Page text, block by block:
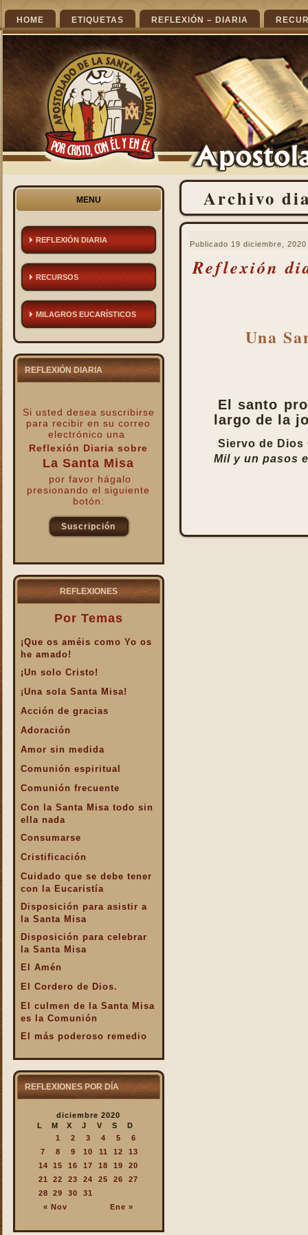
HOME ETIQUETAS REFLEXIÓN – DIARIA
MENU
REFLEXIÓN DIARIA
RECURSOS
MILAGROS EUCARÍSTICOS
REFLEXIÓN DIARIA
Si usted desea suscribirse
para recibiren su correo
electrónico una
Reflexión Diaria sobre
La Santa Misa
por favor hágalo
presionando el siguiente
botón:
Suscripción
REFLEXIONES
Por Temas
¡Que os améis como Yo os
he amado!
¡Un solo Cristo!
¡Una sola Santa Misa!
Acción de gracias
Adoración
Amor sin medida
Comunión espiritual
Comunión frecuente
Con la Santa Misa todo sin
ella nada
Consumarse
Cristificación
Cuidado que se debe tener
con la Eucaristía
Disposición para asistir a
la Santa Misa
Disposición para celebrar
la Santa Misa
El Amén
El Cordero de Dios.
El culmen de la Santa Misa
es la Comunión
El más poderoso remedio
El Pan de la Palabra y el
El Pan nuestro de cada día.
El valor infinto de la Santa
En la Santa Misa Dios nos
da todo
En la Santa Misa la Iglesia
se ofrece a sí misma
REFLEXIONES POR DÍA
diciembre 2020
L
M X J V S D
« Nov Ene »
1 2 3 4 5
6
7
8 9 10 11 12
13
14
15 16 17 18 19
20
21
22 23 24 25 26
27
28
29 30 31
Archivo
Publicado 19 diciembre, 2020
Reflexión
Una
El santo
largo de la
Siervo de Dios
Mil y un pasos